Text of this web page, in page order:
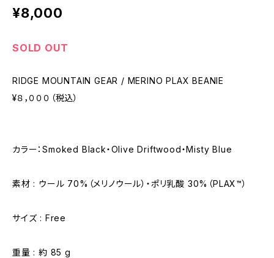
¥8,000
SOLD OUT
RIDGE MOUNTAIN GEAR / MERINO PLAX BEANIE
¥８，０００（税込）
カラー：Smoked Black・Olive Driftwood・Misty Blue
素材 : ウール 70%（メリノウール）・ポリ乳酸 30%（PLAX™）
サイズ : Free
重量 : 約 85 g